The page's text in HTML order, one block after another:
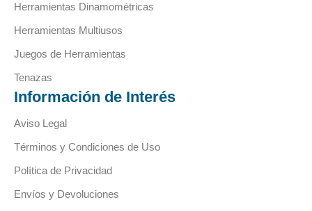
Herramientas Dinamométricas
Herramientas Multiusos
Juegos de Herramientas
Tenazas
Información de Interés
Aviso Legal
Términos y Condiciones de Uso
Política de Privacidad
Envíos y Devoluciones